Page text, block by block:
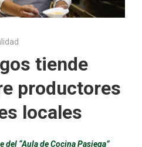
tiende
productores
locales
del “Aula de Cocina Pasiega”